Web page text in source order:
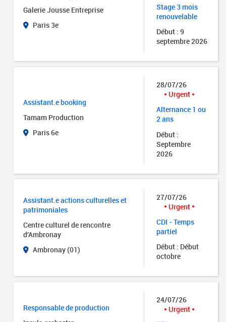
Galerie Jousse Entreprise
Paris 3e
Stage 3 mois
renouvelable
Début : 9
septembre 2026
Assistant.e booking
Tamam Production
Paris 6e
28/07/26
Urgent
Alternance 1 ou
2 ans
Début :
Septembre
2026
Assistant.e actions culturelles et
patrimoniales
Centre culturel de rencontre
d'Ambronay
Ambronay (01)
27/07/26
Urgent
CDI - Temps
partiel
Début : Début
octobre
Responsable de production
24/07/26
Urgent